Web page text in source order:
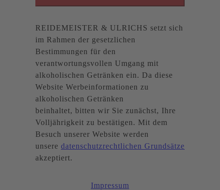
REIDEMEISTER & ULRICHS setzt sich
im Rahmen der gesetzlichen
Bestimmungen für den
verantwortungsvollen Umgang mit
alkoholischen Getränken ein. Da diese
Website Werbeinformationen zu
alkoholischen Getränken
beinhaltet, bitten wir Sie zunächst, Ihre
Volljährigkeit zu bestätigen. Mit dem
Besuch unserer Website werden
unsere datenschutzrechtlichen Grundsätze
akzeptiert.
Impressum